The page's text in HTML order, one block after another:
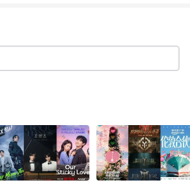
儿的御用模特，连刚上任的卡尔老